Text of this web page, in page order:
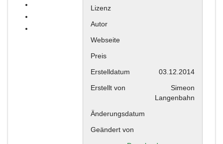
Lizenz
Autor
Webseite
Preis
Erstelldatum
03.12.2014
Erstellt von
Simeon
Langenbahn
Änderungsdatum
Geändert von